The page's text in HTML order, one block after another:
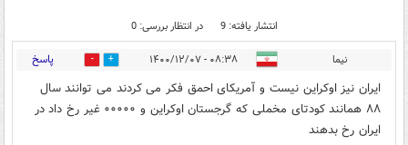
انتشار یافته: 9 در انتظار بررسی: 0
نیما ۰۸:۳۸ - ۱۴۰۰/۱۲/۰۷ 16 پاسخ
ایران نیز اوکراین نیست و آمریکای احمق فکر می کردند می توانند سال
۸۸ همانند کودتای مخملی که گرجستان اوکراین و ۰۰۰۰۰ غیر رخ داد در
ایران رخ بدهند